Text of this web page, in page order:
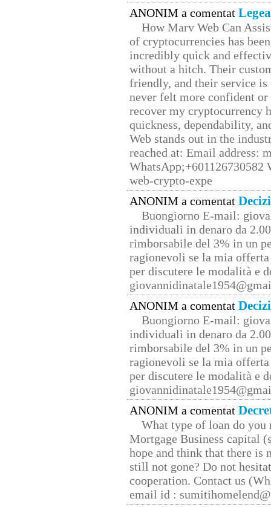
ANONIM a comentat
How Marv Web Can
of cryptocurrencies has
incredibly quick and
without a hitch. Their
friendly, and their service
never felt more confident
recover my cryptocurrency
quickness, dependability,
Web stands out in the
reached at: Email address:
web-crypto-expe
ANONIM a comentat
Buongiorno E-mail:
individuali in denaro da
rimborsabile del 3% in un
ragionevoli se la mia
per discutere le modalità e
ANONIM a comentat
Buongiorno E-mail:
individuali in denaro da
rimborsabile del 3% in un
ragionevoli se la mia
per discutere le modalità e
ANONIM a comentat
What type of loan do you
Mortgage Business capital
hope and think that there is
still not gone? Do not
cooperation. Contact us
email id :